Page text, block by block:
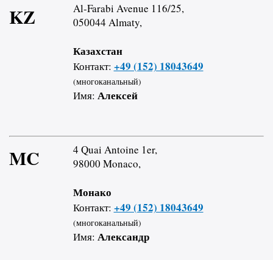
KZ
Al-Farabi Avenue 116/25,
050044 Almaty,
Казахстан
Контакт: +49 (152) 18043649
(многоканальный)
Имя: Алексей
MC
4 Quai Antoine 1er,
98000 Monaco,
Монако
Контакт: +49 (152) 18043649
(многоканальный)
Имя: Александр